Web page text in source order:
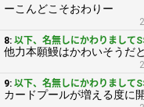
ーこんどこそおわりー
8: 以下、名無しにかわりまして
他力本願鰻はかわいそうだ
9: 以下、名無しにかわりまして
カードプールが増える度に